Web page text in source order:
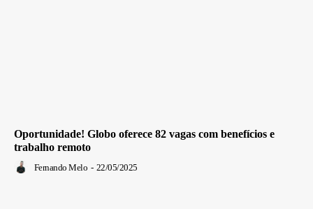
Oportunidade! Globo oferece 82 vagas com benefícios e
trabalho remoto
Fernando Melo - 22/05/2025